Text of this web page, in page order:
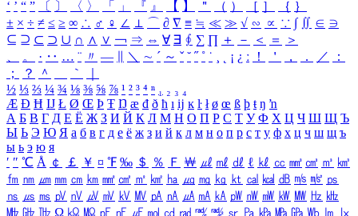
‘ ’ “ ” 〔 〕 〈 〉 「 」 『 』 【 】 ＂ （ ） ［ ］ ｛ ｝
± × ÷ ≠ ≤ ≥ ∞ ∴ ♂ ♀ ∠ ⊥ ⌒ ∂ ∇ ≡ ≒ ≪ ≫ √ ∽ ∝ ∵ ∫ ∬ ∈ ∋
⊆ ⊇ ⊂ ⊃ ∪ ∩ ∧ ∨ ￢ ⇒ ⇔ ∀ ∃ ∮ ∑ ∏ ＋ － ＜ ＝
＞
、
。 · ‥ … ¨ 〃 ― ＼ ∼ ´ ～ ˇ ˘ ˝ ˚ ˙ ¸ ¡ ¿ ː ！ ＇ ， ． ／
：
；
？ ＾ ｀
½ ⅓ ⅔ ¼ ¾ ⅛ ⅜ ⅝ ⅞ ¹ ² ³ ⁴ ⁿ ₁ ₂ ₃ ₄
Æ Ð Ħ Ĳ Ł Ø Œ Þ Ŧ Ŋ æ đ ð ħ ı ĳ ĸ ŀ ł ø œ ß þ ŧ ŋ ŉ
А Б В Г Д Е Ё Ж З И Й К Л М Н О П Р С Т У Ф Х Ц Ч Ш Щ Ъ
Ы Ь Э Ю Я а б в г д е ё ж з и й к л м н о п р с т у ф х ц ч ш щ ъ
ы ь э ю я
′ ″ ℃ Å ￠ ￡ ￥ ¤ ℉ ‰ ＄ ％ Ｆ ￦ ㎕ ㎖ ㎗ ℓ ㎘ ㏄ ㎣ ㎤ ㎥ ㎦
㎙ ㎚ ㎛ ㎜ ㎝ ㎞ ㎟ ㎠ ㎡ ㎢ ㏊ ㎍ ㎎ ㎏ ㏏ ㎈ ㎉ ㏈ ㎧ ㎨ ㎰
㎱ ㎲ ㎳ ㎴ ㎵ ㎶ ㎷ ㎸ ㎹ ㎀ ㎁ ㎂ ㎃ ㎄ ㎺ ㎻ ㎽ ㎾ ㎿ ㎐ ㎑
㎒ ㎓ ㎔ Ω ㏀ ㏁ ㎊ ㎋ ㎌ ㏖ ㏅ ㎭ ㎮ ㎯ ㏛ ㎩ ㎪ ㎫ ㎬ ㏝ ㏐
㏓